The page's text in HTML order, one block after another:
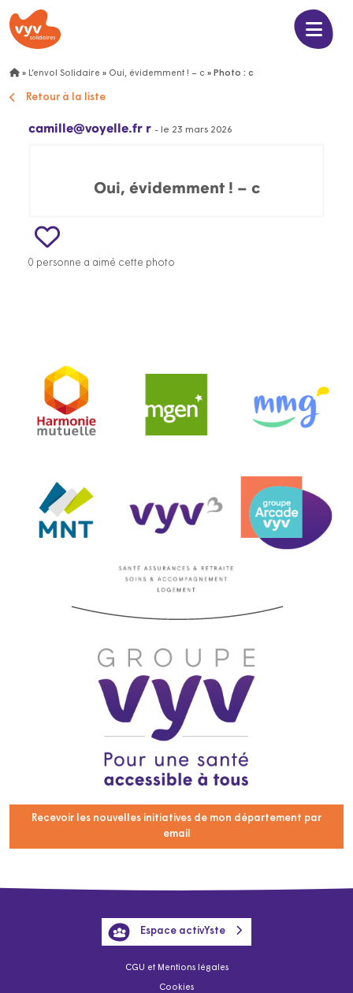
» L’envol Solidaire » Oui, évidemment ! – c » Photo : c
Retour à la liste
camille@voyelle.fr r - le 23 mars 2026
Oui, évidemment ! – c
0 personne a aimé cette photo
Recevoir les nouvelles initiatives de mon département par
email
CGU et Mentions légales
Cookies
Espace activYste